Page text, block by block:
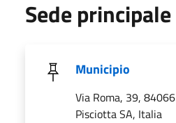
Sede principale
Municipio
Via Roma, 39, 84066
Pisciotta SA, Italia